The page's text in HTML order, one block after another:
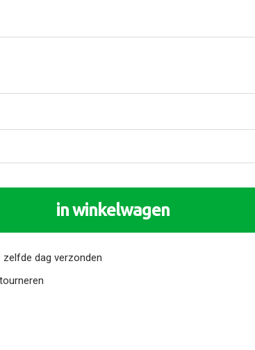
in winkelwagen
zelfde dag verzonden